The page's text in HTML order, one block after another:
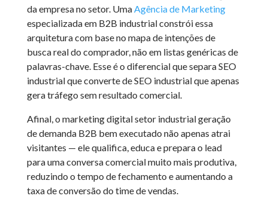
da empresa no setor. UmaAgência de Marketing
especializada em B2B industrial constrói essa
arquitetura com base no mapa de intenções de
busca real do comprador, não em listas genéricas de
palavras-chave. Esse é o diferencial que separa SEO
industrial que converte de SEO industrial que apenas
gera tráfego sem resultado comercial.
Afinal, o marketing digital setor industrial geração
de demanda B2B bem executado não apenas atrai
visitantes — ele qualifica, educa e prepara o lead
para uma conversa comercial muito mais produtiva,
reduzindo o tempo de fechamento e aumentando a
taxa de conversão do time de vendas.